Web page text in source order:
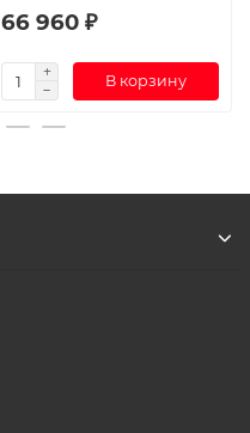
66 960 ₽
В корзину